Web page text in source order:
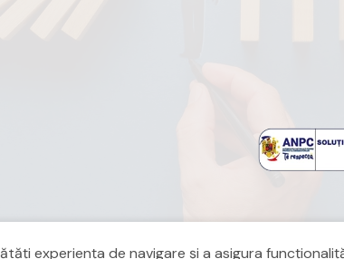
experiența de navigare și a asigura